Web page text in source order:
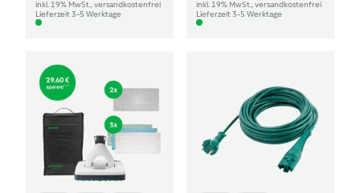
inkl. 19% MwSt., versandkostenfrei
Lieferzeit 3-5 Werktage
inkl. 19% MwSt., versandkostenfrei
Lieferzeit 3-5 Werktage